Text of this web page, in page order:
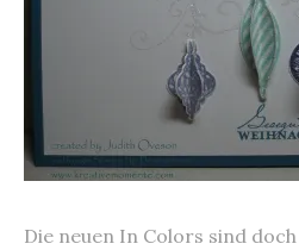
Die neuen In Colors sind